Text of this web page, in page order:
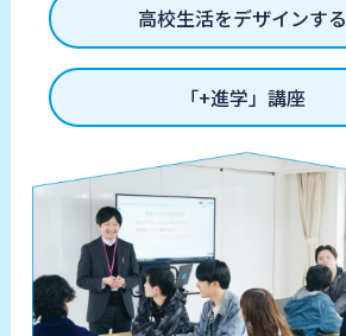
高校生活をデザインする
「+進学」講座